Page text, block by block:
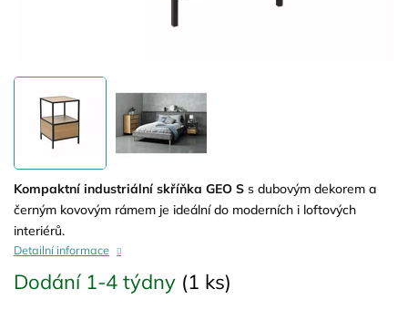
Dodání 1-4 týdny (1 ks)
Kompaktní industriální skříňka GEO S s dubovým dekorem a
černým kovovým rámem je ideální do moderních i loftových
interiérů.
Detailní informace